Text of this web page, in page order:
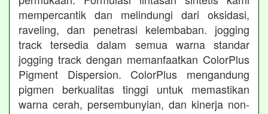
mempercantik dan melindungi dari oksidasi,
raveling, dan penetrasi kelembaban. jogging
track tersedia dalam semua warna standar
jogging track dengan memanfaatkan ColorPlus
Pigment Dispersion. ColorPlus mengandung
pigmen berkualitas tinggi untuk memastikan
warna cerah, persembunyian, dan kinerja non-